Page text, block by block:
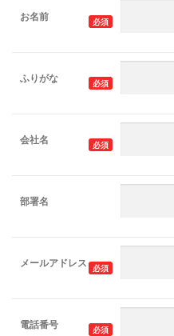
お名前 必須
ふりがな 必須
会社名 必須
部署名
メールアドレス 必須
電話番号 必須